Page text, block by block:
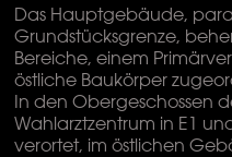
Das Hauptgebäude,
Grundstücksgrenze,
Bereiche, einem
östliche Baukörper
In den Obergeschossen
Wahlarztzentrum in E1
verortet, im östlichen